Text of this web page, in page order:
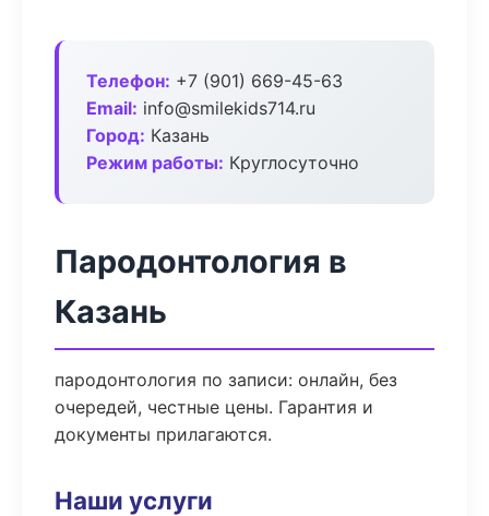
Телефон: +7 (901) 669-45-63
Email: info@smilekids714.ru
Город: Казань
Режим работы: Круглосуточно
Пародонтология в
Казань
пародонтология по записи: онлайн, без
очередей, честные цены. Гарантия и
документы прилагаются.
Наши услуги